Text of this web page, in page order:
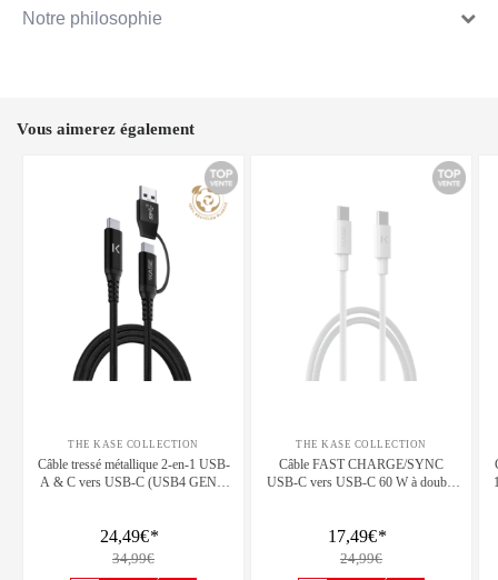
Notre philosophie
Vous aimerez également
THE KASE COLLECTION
Câble tressé métallique 2-en-1 USB-
A & C vers USB-C (USB4 GEN2)
24,49€*
34,99€
THE KASE COLLECTION
Câble FAST CHARGE/SYNC
USB-C vers USB-C 60 W à double
17,49€*
24,99€